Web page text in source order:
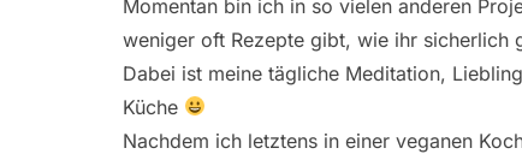
Momentan bin ich in so vielen anderen
weniger oft Rezepte gibt, wie ihr sicherlich
Dabei ist meine tägliche Meditation,
Küche
Nachdem ich letztens in einer veganen